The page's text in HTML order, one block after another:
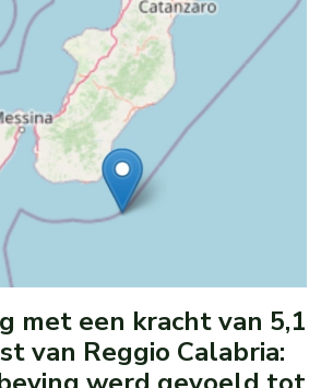
met een kracht van 5,1
van Reggio Calabria: